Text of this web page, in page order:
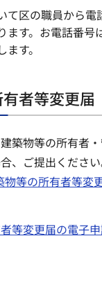
て区の職員から電
ます。お電話番号
す。
者等変更届
築物等の所有者
、ご提出ください
物等の所有者等変
等変更届の電子